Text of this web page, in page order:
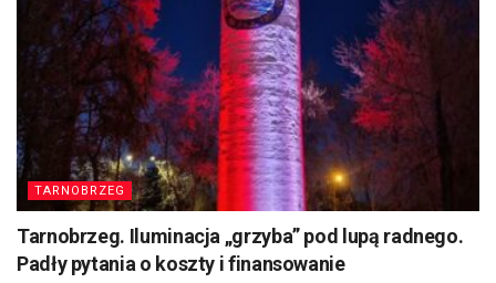
TARNOBRZEG
Tarnobrzeg. Iluminacja „grzyba” pod lupą radnego.
Padły pytania o koszty i finansowanie